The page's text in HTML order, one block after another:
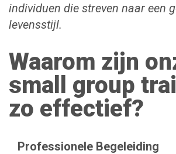
individuen die streven naar een
levensstijl.
Waarom zijn
small group
zo effectief?
Professionele Begeleiding